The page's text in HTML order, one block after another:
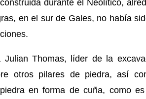
durante el Neolítico,
en el sur de Gales, no había
Julian Thomas, líder de la
otros pilares de piedra, así
en forma de cuña, como